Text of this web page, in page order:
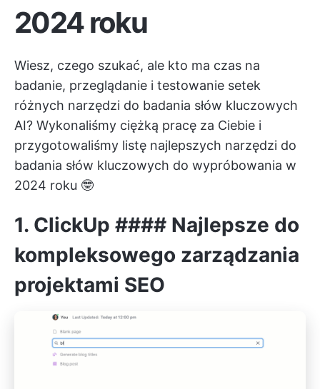
2024 roku
Wiesz, czego szukać, ale kto ma czas na
badanie, przeglądanie i testowanie setek
różnych narzędzi do badania słów kluczowych
AI? Wykonaliśmy ciężką pracę za Ciebie i
przygotowaliśmy listę najlepszych narzędzi do
badania słów kluczowych do wypróbowania w
2024 roku 🤓
1. ClickUp #### Najlepsze do
kompleksowego zarządzania
projektami SEO